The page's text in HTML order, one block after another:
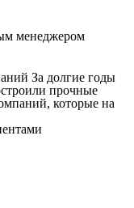
менеджером
За долгие годы
прочные
которые на